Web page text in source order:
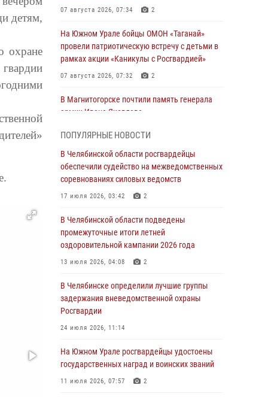
детям,
охране
07 августа 2026, 07:34 2
На Южном Урале бойцы ОМОН «Таганай»
провели патриотическую встречу с детьми в
рамках акции «Каникулы с Росгвардией»
07 августа 2026, 07:32 2
В Магнитогорске почтили память генерала
армии Ивана Яковлева
В Магнитогорске сотрудники Росгвардии
задержали рецидивиста за хищение алкоголя
из супермаркета
05 августа 2026, 06:06
На Южном Урале спецназ Росгвардии провел
военно-полевые сборы для кадетов
04 августа 2026, 10:03 1
воров в Челябинске
04 августа 2026, 10:00
На Южном Урале сотрудники Росгвардии
убийства
03 августа 2026, 11:41
ПОПУЛЯРНЫЕ НОВОСТИ
В Челябинской области росгвардейцы
обеспечили судейство на межведомственных
соревнованиях силовых ведомств
17 июля 2026, 03:42 2
В Челябинской области подведены
промежуточные итоги летней
оздоровительной кампании 2026 года
13 июля 2026, 04:08 2
В Челябинске определили лучшие группы
задержания вневедомственной охраны
Росгвардии
24 июля 2026, 11:14
На Южном Урале росгвардейцы удостоены
государственных наград и воинских званий
11 июля 2026, 07:57 2